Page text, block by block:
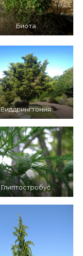
Биота
Виддрингтония
Глиптостробус